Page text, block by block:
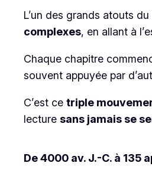
L’un des grands atouts
complexes, en allant à
Chaque chapitre
souvent appuyée par
C’est ce triple
lecture sans jamais se
De 4000 av. J.-C. à 135